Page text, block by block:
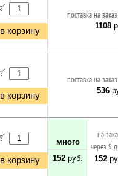
в корзину
поставка на
1108
в корзину
поставка на
536
в корзину
много
152 руб.
на
через 9
152